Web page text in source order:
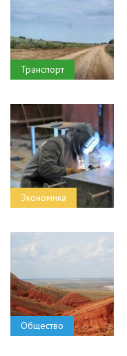
Транспорт
Экономика
Общество